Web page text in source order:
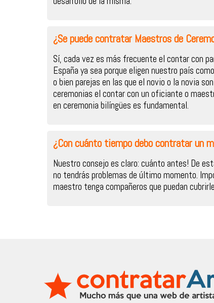
¿Se puede contratar Maestros de
Sí, cada vez es más frecuente el contar con
España ya sea porque eligen nuestro país
o bien parejas en las que el novio o la novia
ceremonias el contar con un oficiante o
en ceremonia bilíngües es fundamental.
¿Con cuánto tiempo debo contratar un
Nuestro consejo es claro: cuánto antes! De
no tendrás problemas de último momento.
maestro tenga compañeros que puedan